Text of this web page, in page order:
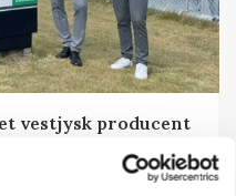
vestjysk producent